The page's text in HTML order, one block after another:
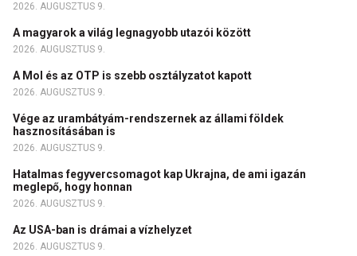
2026. AUGUSZTUS 9.
A magyarok a világ legnagyobb utazói között
2026. AUGUSZTUS 9.
A Mol és az OTP is szebb osztályzatot kapott
2026. AUGUSZTUS 9.
Vége az urambátyám-rendszernek az állami földek
hasznosításában is
2026. AUGUSZTUS 9.
Hatalmas fegyvercsomagot kap Ukrajna, de ami igazán
meglepő, hogy honnan
2026. AUGUSZTUS 9.
Az USA-ban is drámai a vízhelyzet
2026. AUGUSZTUS 9.